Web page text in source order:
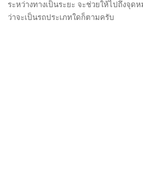
ระหว่างทางเป็นระยะ จะช่วยให้ไปถึงจุด
ว่าจะเป็นรถประเภทใดก็ตามครับ